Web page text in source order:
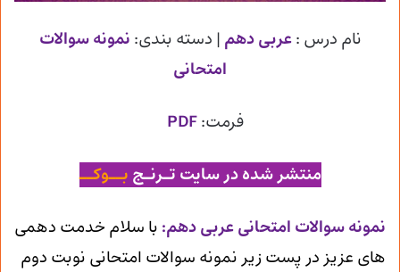
نام درس :عربی دهم | دسته بندی: نمونه سوالات
امتحانی
فرمت:PDF
منتشر شده در سایت تـرنـج بــوکــ
نمونه سوالات امتحانی عربی دهم: با سلام خدمت دهمی
های عزیز در پست زیر نمونه سوالات امتحانی نوبت دوم